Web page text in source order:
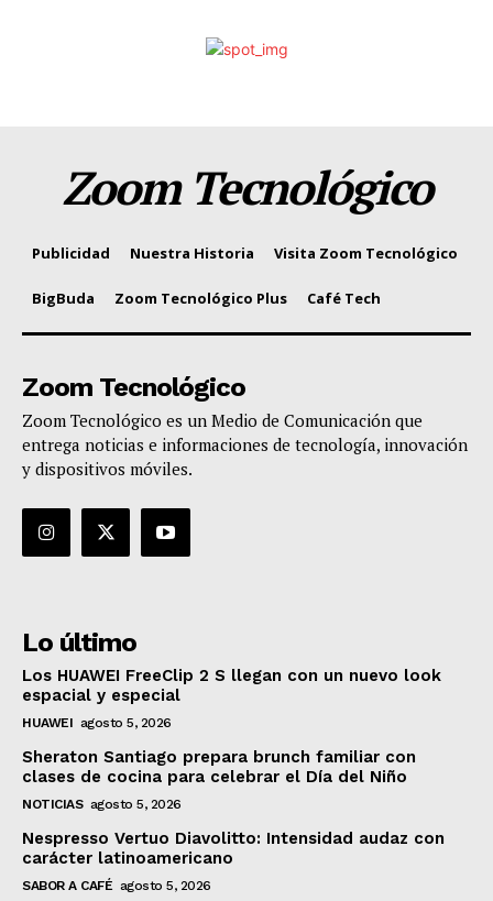
Zoom Tecnológico
Publicidad Nuestra Historia Visita Zoom Tecnológico
BigBuda Zoom Tecnológico Plus Café Tech
Zoom Tecnológico
Zoom Tecnológico es un Medio de Comunicación que
entrega noticias e informaciones de tecnología, innovación
y dispositivos móviles.
Lo último
Los HUAWEI FreeClip 2 S llegan con un nuevo look
espacial y especial
HUAWEI agosto 5, 2026
Sheraton Santiago prepara brunch familiar con
clases de cocina para celebrar el Día del Niño
NOTICIAS agosto 5, 2026
Nespresso Vertuo Diavolitto: Intensidad audaz con
carácter latinoamericano
SABOR A CAFÉ agosto 5, 2026